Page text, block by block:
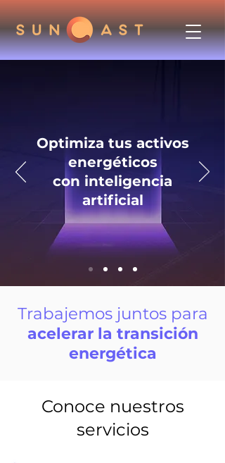
Optimiza tus activos
energéticos
con inteligencia
artificial
Trabajemos juntos para
acelerar la transición
energética
Conoce nuestros
servicios